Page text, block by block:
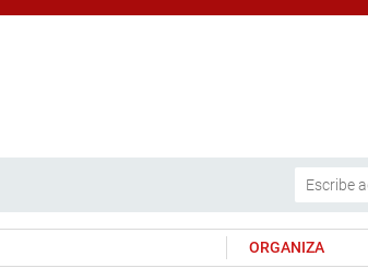
ORGANIZA